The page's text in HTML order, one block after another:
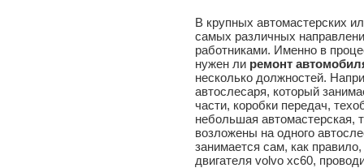
В крупных автомастерских
самых различных
работниками. Именно в
нужен ли ремонт
несколько должностей.
автослесаря, который
части, коробки передач,
небольшая автомастерская,
возложены на одного
занимается сам, как
двигателя volvo xc60,